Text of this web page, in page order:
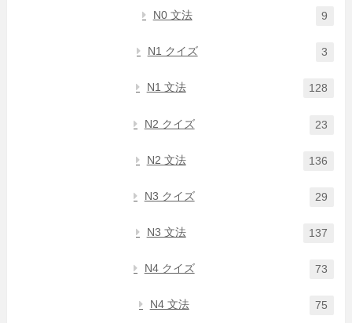
N0 文法 9
N1 クイズ 3
N1 文法 128
N2 クイズ 23
N2 文法 136
N3 クイズ 29
N3 文法 137
N4 クイズ 73
N4 文法 75